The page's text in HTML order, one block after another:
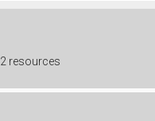
2 resources